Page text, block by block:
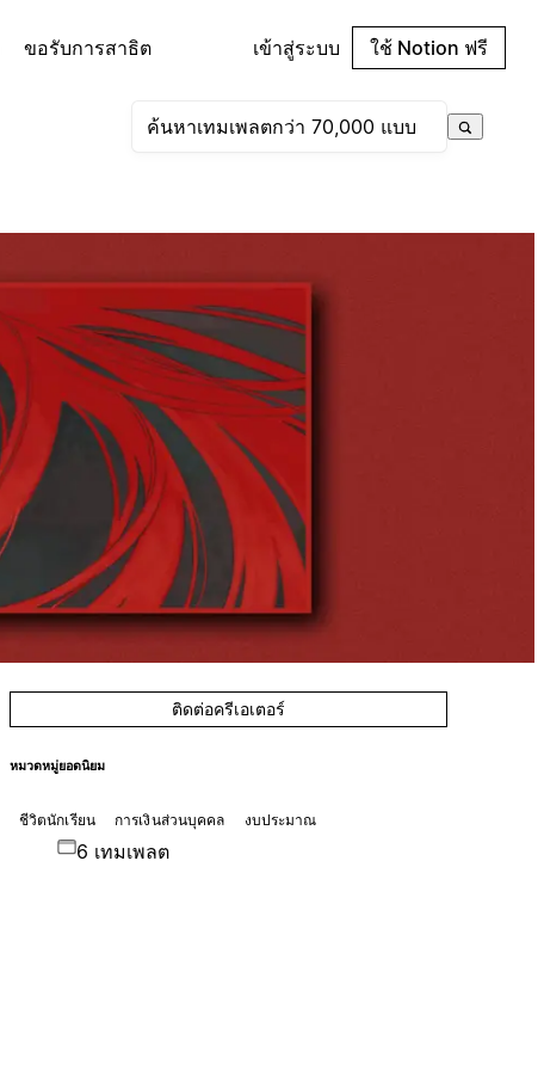
ขอรับการสาธิต เข้าสู่ระบบ ใช้ Notion ฟรี
ติดต่อครีเอเตอร์
หมวดหมู่ยอดนิยม
ชีวิตนักเรียน การเงินส่วนบุคคล งบประมาณ
6 เทมเพลต